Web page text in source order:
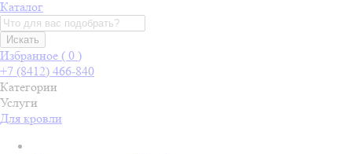
Каталог
Искать
Избранное ( 0 )
+7 (8412) 466-840
Категории
Услуги
Для кровли